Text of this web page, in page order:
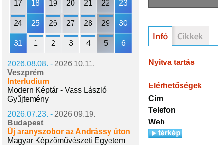
17 18 19 20 21 22 23
24 25 26 27 28 29 30
31 1 2 3 4 5 6
2026.08.08. - 2026.10.11.
Veszprém
Interludium
Modern Képtár - Vass László
Gyűjtemény
2026.07.23. - 2026.09.19.
Budapest
Új aranyszobor az Andrássy úton
Magyar Képzőművészeti Egyetem
Nyitva tartás
Elérhetőségek
Cím
Telefon
Web